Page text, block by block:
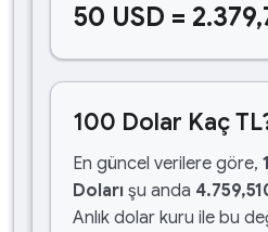
50 USD =
100 Dolar Kaç
En güncel verilere göre,
Doları şu anda
Anlık dolar kuru ile bu